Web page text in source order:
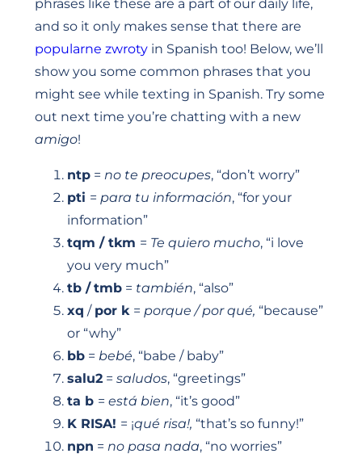
phrases like these are a part of our daily life,
and so it only makes sense that there are
popularne zwroty in Spanish too! Below, we’ll
show you some common phrases that you
might see while texting in Spanish. Try some
out next time you’re chatting with a new
amigo!
ntp = no te preocupes, “don’t worry”
pti = para tu información, “for your
information”
tqm / tkm = Te quiero mucho, “i love
you very much”
tb / tmb = también, “also”
xq / por k = porque / por qué, “because”
or “why”
bb = bebé, “babe / baby”
salu2 = saludos, “greetings”
ta b = está bien, “it’s good”
K RISA! = ¡qué risa!, “that’s so funny!”
npn = no pasa nada, “no worries”